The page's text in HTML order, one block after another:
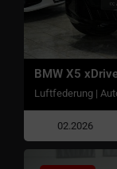
BMW X5
Luftfederung |
02.2026